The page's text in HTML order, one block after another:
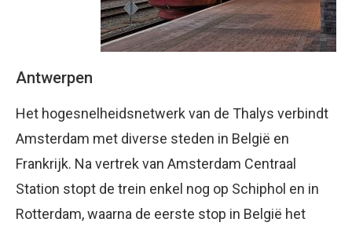
Antwerpen
Het hogesnelheidsnetwerk van de Thalys verbindt
Amsterdam met diverse steden in België en
Frankrijk. Na vertrek van Amsterdam Centraal
Station stopt de trein enkel nog op Schiphol en in
Rotterdam, waarna de eerste stop in België het